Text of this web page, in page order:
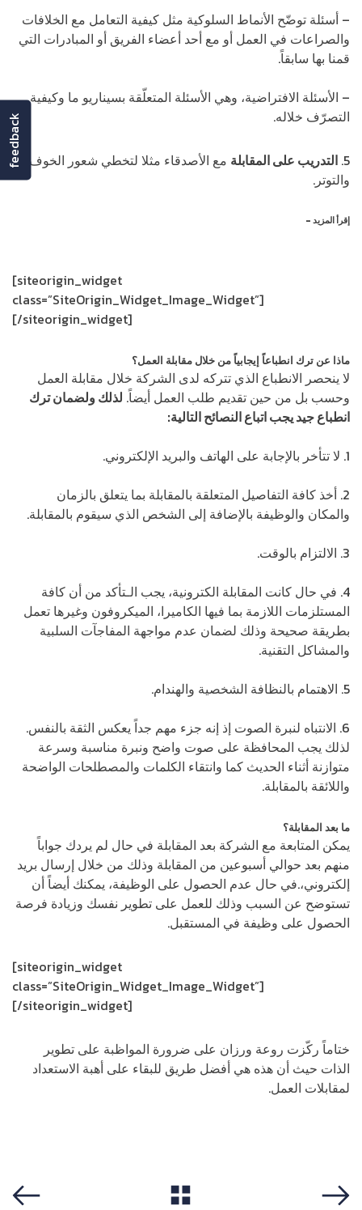
– أسئلة توضّح الأنماط السلوكية مثل كيفية التعامل مع الخلافات
والصراعات في العمل أو مع أحد أعضاء الفريق أو المبادرات التي
قمنا بها سابقاً.
– الأسئلة الافتراضية، وهي الأسئلة المتعلّقة بسيناريو ما وكيفية
التصرّف خلاله.
5. التدريب على المقابلة مع الأصدقاء مثلا لتخطي شعور الخوف
والتوتر.
إقرأ المزيد –
[siteorigin_widget
class=”SiteOrigin_Widget_Image_Widget”]
[/siteorigin_widget]
ماذا عن ترك انطباعاً إيجابياً من خلال مقابلة العمل؟
لا ينحصر الانطباع الذي تتركه لدى الشركة خلال مقابلة العمل
وحسب بل من حين تقديم طلب العمل أيضاً. لذلك ولضمان ترك
انطباع جيد يجب اتباع النصائح التالية:
1. لا تتأخر بالإجابة على الهاتف والبريد الإلكتروني.
2. أخذ كافة التفاصيل المتعلقة بالمقابلة بما يتعلق بالزمان
والمكان والوظيفة بالإضافة إلى الشخص الذي سيقوم بالمقابلة.
3. الالتزام بالوقت.
4. في حال كانت المقابلة الكترونية، يجب الـتأكد من أن كافة
المستلزمات اللازمة بما فيها الكاميرا، الميكروفون وغيرها تعمل
بطريقة صحيحة وذلك لضمان عدم مواجهة المفاجآت السلبية
والمشاكل التقنية.
5. الاهتمام بالنظافة الشخصية والهندام.
6. الانتباه لنبرة الصوت إذ إنه جزء مهم جداً يعكس الثقة بالنفس.
لذلك يجب المحافظة على صوت واضح ونبرة مناسبة وسرعة
متوازنة أثناء الحديث كما وانتقاء الكلمات والمصطلحات الواضحة
واللائقة بالمقابلة.
ما بعد المقابلة؟
يمكن المتابعة مع الشركة بعد المقابلة في حال لم يردك جواباً
منهم بعد حوالي أسبوعين من المقابلة وذلك من خلال إرسال بريد
إلكتروني،.في حال عدم الحصول على الوظيفة، يمكنك أيضاً أن
تستوضح عن السبب وذلك للعمل على تطوير نفسك وزيادة فرصة
الحصول على وظيفة في المستقبل.
[siteorigin_widget
class=”SiteOrigin_Widget_Image_Widget”]
[/siteorigin_widget]
ختاماً ركّزت روعة ورزان على ضرورة المواظبة على تطوير
الذات حيث أن هذه هي أفضل طريق للبقاء على أهبة الاستعداد
لمقابلات العمل.
feedback